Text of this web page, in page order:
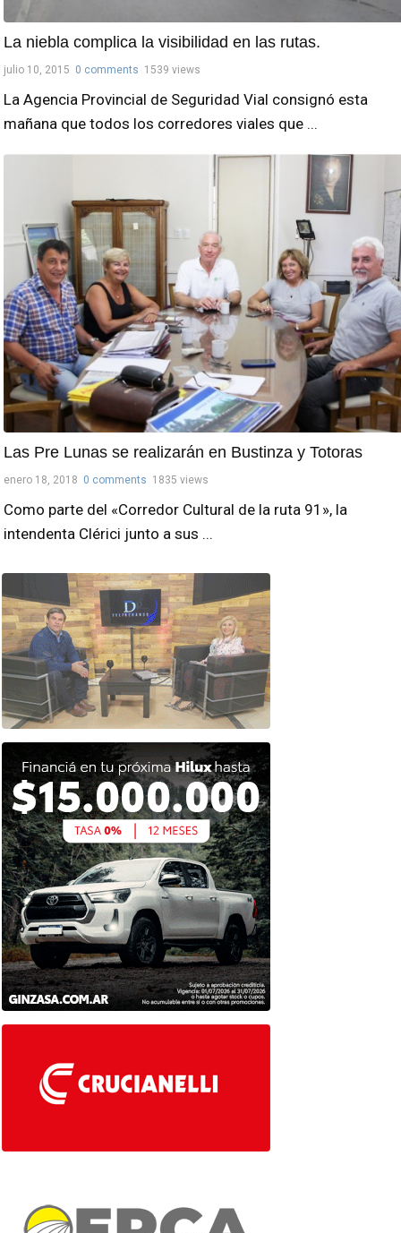
La niebla complica la visibilidad en las rutas.
julio 10, 2015 0 comments 1539 views
La Agencia Provincial de Seguridad Vial consignó esta
mañana que todos los corredores viales que ...
Las Pre Lunas se realizarán en Bustinza y Totoras
enero 18, 2018 0 comments 1835 views
Como parte del «Corredor Cultural de la ruta 91», la
intendenta Clérici junto a sus ...